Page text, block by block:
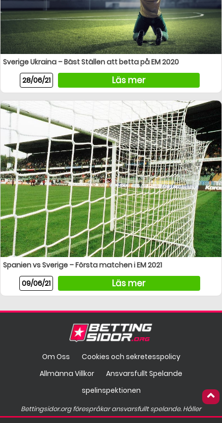
Sverige Ukraina – Bäst Ställen att betta på EM 2020
28/06/21
Läs mer
Spanien vs Sverige – Första matchen i EM 2021
09/06/21
Läs mer
Om Oss
Cookies och sekretesspolicy
Allmänna Villkor
Ansvarsfullt Spelande
spelinspektionen
Bettingsidor.org förespråkar ansvarsfullt spelande. Håller
spelandet på att gå överstyr?